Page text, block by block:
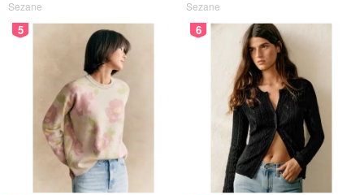
Sezane Sezane
5 6